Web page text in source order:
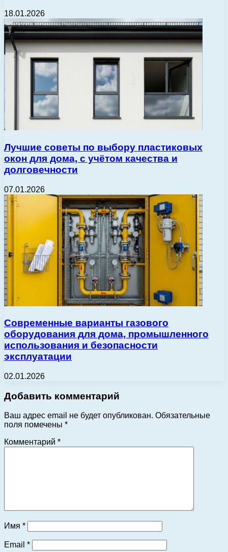
18.01.2026
Лучшие советы по выбору пластиковых
окон для дома, с учётом качества и
долговечности
07.01.2026
Современные варианты газового
оборудования для дома, промышленного
использования и безопасности
эксплуатации
02.01.2026
Добавить комментарий
Ваш адрес email не будет опубликован. Обязательные
поля помечены *
Комментарий *
Имя *
Email *